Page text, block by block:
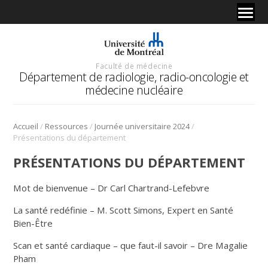
Faculté de médecine
Département de radiologie, radio-oncologie et
médecine nucléaire
Accueil / Ressources / Journée universitaire 2024/
Présentations du département
PRÉSENTATIONS DU DÉPARTEMENT
Mot de bienvenue – Dr Carl Chartrand-Lefebvre
La santé redéfinie – M. Scott Simons, Expert en Santé
Bien-Être
Scan et santé cardiaque – que faut-il savoir – Dre Magalie
Pham